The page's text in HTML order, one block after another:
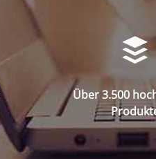
Über 3.500